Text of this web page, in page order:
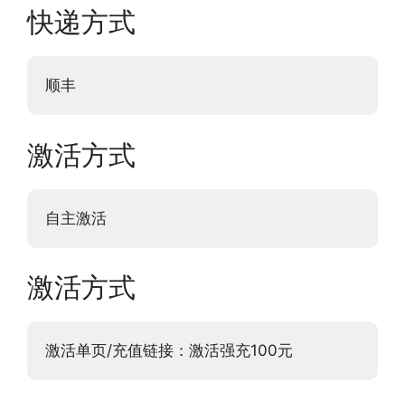
快递方式
顺丰
激活方式
自主激活
激活方式
激活单页/充值链接：激活强充100元